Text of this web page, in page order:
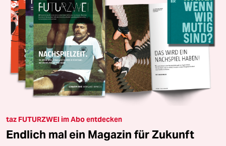
taz FUTURZWEI im Abo entdecken
Endlich mal ein Magazin für Zukunft